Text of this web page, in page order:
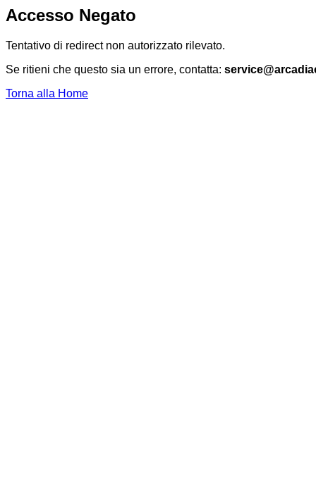
Accesso Negato
Tentativo di redirect non autorizzato rilevato.
Se ritieni che questo sia un errore, contatta:
Torna alla Home